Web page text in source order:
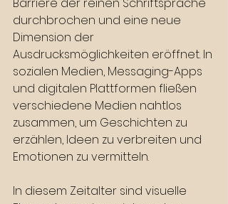
durchbrochen und eine neue
Dimension der
Ausdrucksmöglichkeiten eröffnet. In
sozialen Medien, Messaging-Apps
und digitalen Plattformen fließen
verschiedene Medien nahtlos
zusammen, um Geschichten zu
erzählen, Ideen zu verbreiten und
Emotionen zu vermitteln.
In diesem Zeitalter sind visuelle